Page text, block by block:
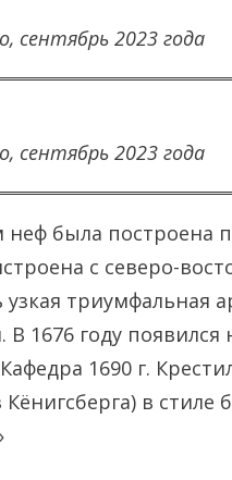
сентябрь 2023 года
сентябрь 2023 года
неф была построена
с северо-
триумфальная
В 1676 году
1690 г.
в стиле